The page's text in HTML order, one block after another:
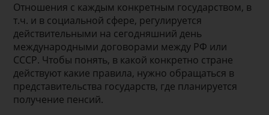
Отношения с каждым конкретным государством, в
т.ч. и в социальной сфере, регулируется
действительными на сегодняшний день
международными договорами между РФ или
СССР. Чтобы понять, в какой конкретно стране
действуют какие правила, нужно обращаться в
представительства государств, где планируется
получение пенсий.